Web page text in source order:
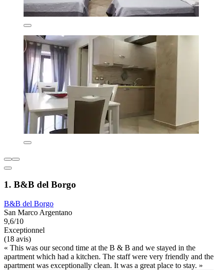
1. B&B del Borgo
B&B del Borgo
San Marco Argentano
9,6/10
Exceptionnel
(18 avis)
« This was our second time at the B & B and we stayed in the
apartment which had a kitchen. The staff were very friendly and the
apartment was exceptionally clean. It was a great place to stay. »